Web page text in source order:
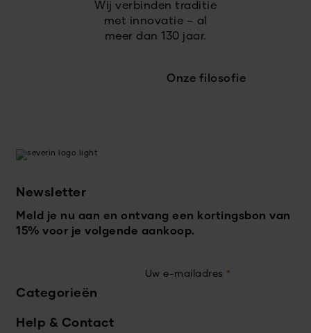
Wij verbinden traditie
met innovatie – al
meer dan 130 jaar.
Onze filosofie
Newsletter
Meld je nu aan en ontvang een kortingsbon van
15% voor je volgende aankoop.
Uw e-mailadres *
Categorieën
Help & Contact